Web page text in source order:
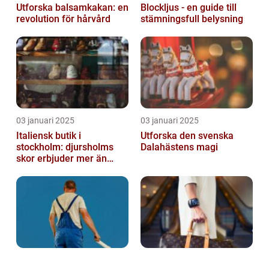
Utforska balsamkakan: en
revolution för hårvård
Blockljus - en guide till
stämningsfull belysning
03 januari 2025
Italiensk butik i
stockholm: djursholms
skor erbjuder mer än
03 januari 2025
Utforska den svenska
Dalahästens magi